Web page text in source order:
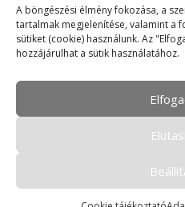
A böngészési élmény fokozása, a
tartalmak megjelenítése, valamint a
sütiket (cookie) használunk. Az
hozzájárulhat a sütik használatához.
Önvédelmi Bolt – Főoldal
Adatvédelmi tájékoztató
Cookie Policy